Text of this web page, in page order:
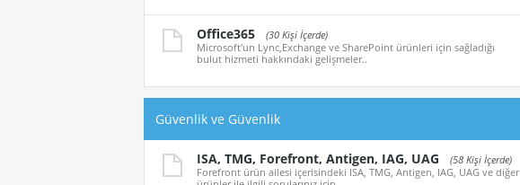
Office365
(30 Kişi İçerde)
Microsoft'un Lync,Exchange ve SharePoint ürünleri için sağladığı
bulut hizmeti hakkındaki gelişmeler..
Güvenlik ve Güvenlik
ISA, TMG, Forefront, Antigen, IAG, UAG
(58 Kişi İçerde)
Forefront ürün ailesi içerisindeki ISA, TMG, Antigen, IAG, UAG ve diğer